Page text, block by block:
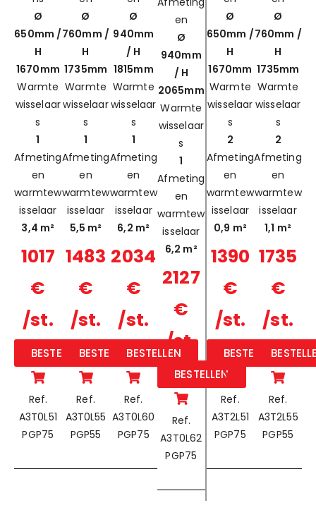
Ø
650mm /
H
1670mm
Warmte
wisselaar
s
1
Afmeting
en
warmtew
isselaar
3,4 m²
1017
€
/st.
BESTELLEN
Ref.
A3T0L51
PGP75
Ø
760mm /
H
1735mm
Warmte
wisselaar
s
1
Afmeting
en
warmtew
isselaar
5,5 m²
1483
€
/st.
BESTELLEN
Ref.
A3T0L55
PGP55
Ø
940mm
/ H
1815mm
Warmte
wisselaar
s
1
Afmeting
en
warmtew
isselaar
6,2 m²
2034
€
/st.
BESTELLEN
Ref.
A3T0L60
PGP75
en
Ø
940mm
/ H
2065mm
Warmte
wisselaar
s
1
Afmeting
en
warmtew
isselaar
6,2 m²
2127
€
/st.
BESTELLEN
Ref.
A3T0L62
PGP75
Ø
650mm /
H
1670mm
Warmte
wisselaar
s
2
Afmeting
en
warmtew
isselaar
0,9 m²
1390
€
/st.
BESTELLEN
Ref.
A3T2L51
PGP75
Ø
760mm /
H
1735mm
Warmte
wisselaar
s
2
Afmeting
en
warmtew
isselaar
1,1 m²
1735
€
/st.
Ref.
A3T2L55
PGP55